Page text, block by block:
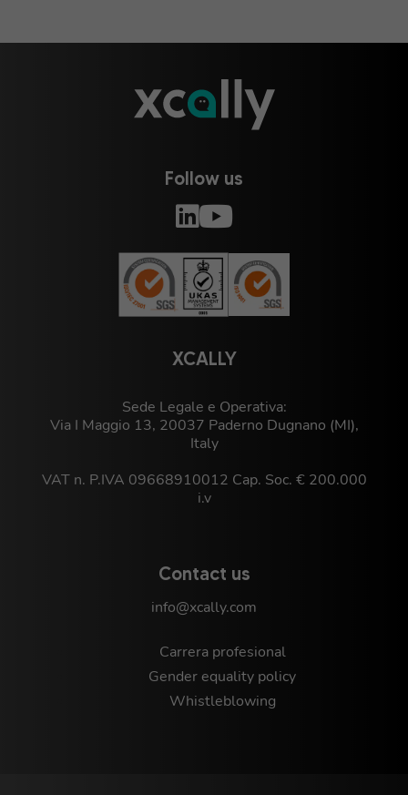
XCALLY
Sede Legale e Operativa:
Via I Maggio 13, 20037 Paderno Dugnano (MI),
Italy
VAT n. P.IVA 09668910012 Cap. Soc. € 200.000
i.v
Contact us
info@xcally.com
Carrera profesional
Gender equality policy
Whistleblowing
Follow us